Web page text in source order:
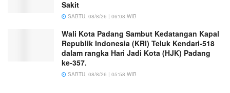
Sakit
SABTU, 08/8/26 | 06:08 WIB
Wali Kota Padang Sambut Kedatangan Kapal
Republik Indonesia (KRI) Teluk Kendari-518
dalam rangka Hari Jadi Kota (HJK) Padang
ke-357.
SABTU, 08/8/26 | 05:58 WIB